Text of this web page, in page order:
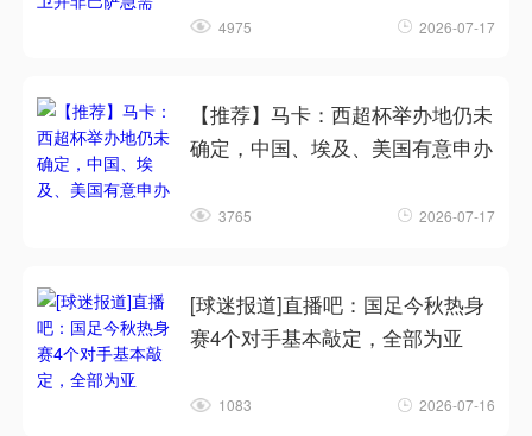
4975 2026-07-17
【推荐】马卡：西超杯举办地仍未
确定，中国、埃及、美国有意申办
3765 2026-07-17
[球迷报道]直播吧：国足今秋热身
赛4个对手基本敲定，全部为亚
1083 2026-07-16